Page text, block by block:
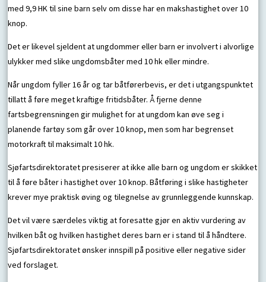
med 9,9 HK til sine barn selv om disse har en makshastighet over 10
knop.
Det er likevel sjeldent at ungdommer eller barn er involvert i alvorlige
ulykker med slike ungdomsbåter med 10 hk eller mindre.
Når ungdom fyller 16 år og tar båtførerbevis, er det i utgangspunktet
tillatt å føre meget kraftige fritidsbåter. Å fjerne denne
fartsbegrensningen gir mulighet for at ungdom kan øve seg i
planende fartøy som går over 10 knop, men som har begrenset
motorkraft til maksimalt 10 hk.
Sjøfartsdirektoratet presiserer at ikke alle barn og ungdom er skikket
til å føre båter i hastighet over 10 knop. Båtføring i slike hastigheter
krever mye praktisk øving og tilegnelse av grunnleggende kunnskap.
Det vil være særdeles viktig at foresatte gjør en aktiv vurdering av
hvilken båt og hvilken hastighet deres barn er i stand til å håndtere.
Sjøfartsdirektoratet ønsker innspill på positive eller negative sider
ved forslaget.